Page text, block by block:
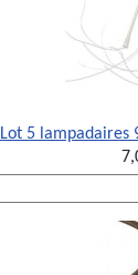
Lot 5 lampadaires